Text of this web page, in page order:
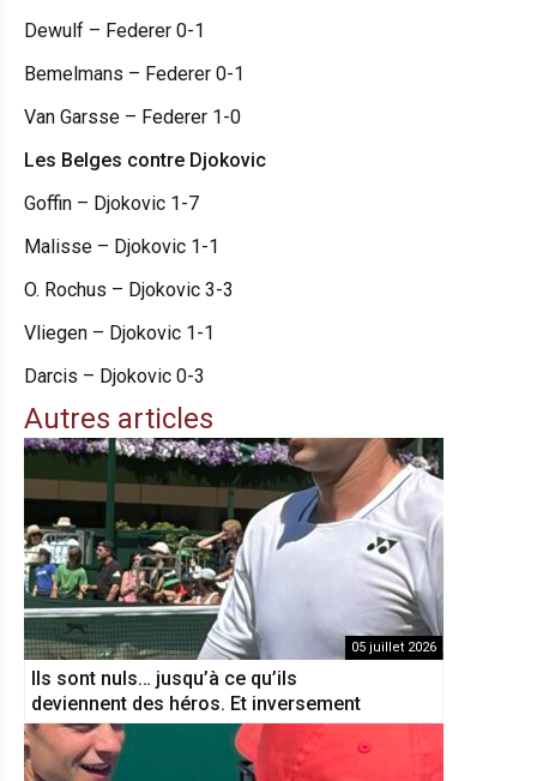
Dewulf – Federer 0-1
Bemelmans – Federer 0-1
Van Garsse – Federer 1-0
Les Belges contre Djokovic
Goffin – Djokovic 1-7
Malisse – Djokovic 1-1
O. Rochus – Djokovic 3-3
Vliegen – Djokovic 1-1
Darcis – Djokovic 0-3
Autres articles
05 juillet 2026
Ils sont nuls… jusqu’à ce qu’ils
deviennent des héros. Et inversement